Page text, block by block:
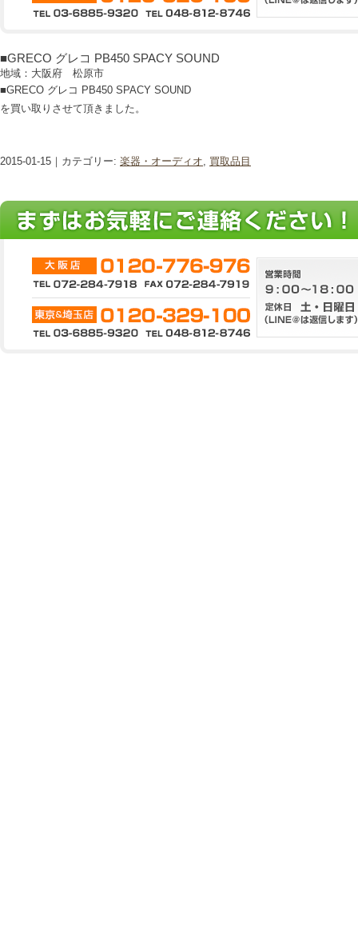
■GRECO グレコ PB450 SPACY SOUND
地域：大阪府 松原市
■GRECO グレコ PB450 SPACY SOUND
を買い取りさせて頂きました。
2015-01-15｜カテゴリー: 楽器・オーディオ, 買取品目